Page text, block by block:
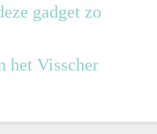
gadget zo
het Visscher